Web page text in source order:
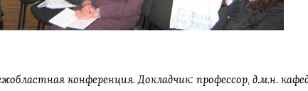
конференция. Докладчик: профессор, д.м.н.